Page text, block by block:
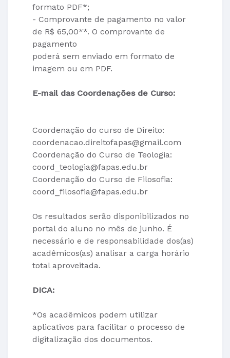
formato PDF*;
- Comprovante de pagamento no valor
de R$ 65,00**. O comprovante de
pagamento
poderá sem enviado em formato de
imagem ou em PDF.
E-mail das Coordenações de Curso:
Coordenação do curso de Direito:
coordenacao.direitofapas@gmail.com
Coordenação do Curso de Teologia:
coord_teologia@fapas.edu.br
Coordenação do Curso de Filosofia:
coord_filosofia@fapas.edu.br
Os resultados serão disponibilizados no
portal do aluno no mês de junho. É
necessário e de responsabilidade dos(as)
acadêmicos(as) analisar a carga horário
total aproveitada.
DICA:
*Os acadêmicos podem utilizar
aplicativos para facilitar o processo de
digitalização dos documentos.